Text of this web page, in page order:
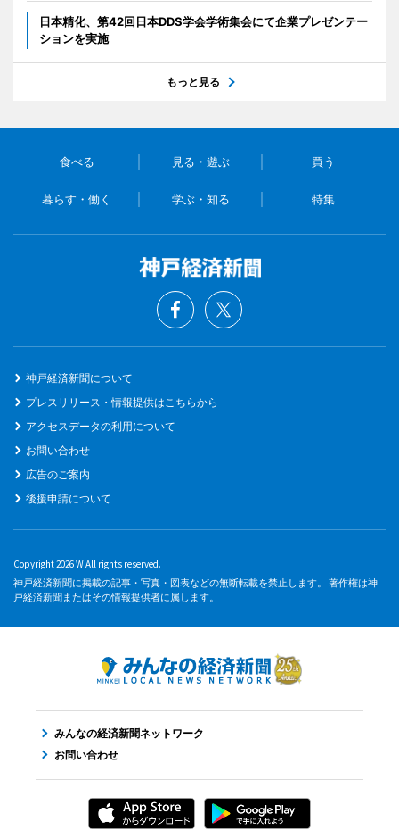
日本精化、第42回日本DDS学会学術集会にて企業プレゼンテー
ションを実施
もっと見る
食べる 見る・遊ぶ 買う
暮らす・働く 学ぶ・知る 特集
神戸経済新聞について
プレスリリース・情報提供はこちらから
アクセスデータの利用について
お問い合わせ
広告のご案内
後援申請について
Copyright 2026 W All rights reserved.
神戸経済新聞に掲載の記事・写真・図表などの無断転載を禁止します。 著作権は神
戸経済新聞またはその情報提供者に属します。
みんなの経済新聞ネットワーク
お問い合わせ